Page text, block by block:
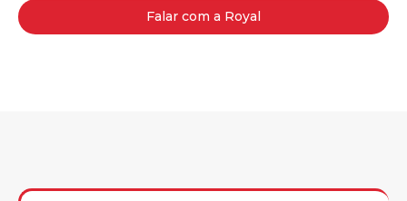
Falar com a Royal